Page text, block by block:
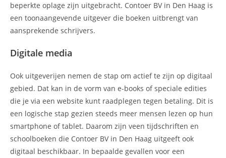
beperkte oplage zijn uitgebracht. Contoer BV in Den Haag is
een toonaangevende uitgever die boeken uitbrengt van
aansprekende schrijvers.
Digitale media
Ook uitgeverijen nemen de stap om actief te zijn op digitaal
gebied. Dat kan in de vorm van e-books of speciale edities
die je via een website kunt raadplegen tegen betaling. Dit is
een logische stap gezien steeds meer mensen lezen op hun
smartphone of tablet. Daarom zijn veen tijdschriften en
schoolboeken die Contoer BV in Den Haag uitgeeft ook
digitaal beschikbaar. In bepaalde gevallen voor een